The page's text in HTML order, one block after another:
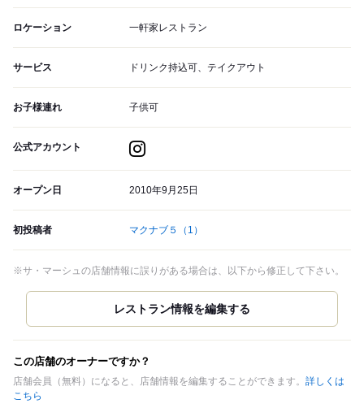
ロケーション 一軒家レストラン
サービス ドリンク持込可、テイクアウト
お子様連れ 子供可
公式アカウント
オープン日 2010年9月25日
初投稿者 マクナブ５ （1）
※サ・マーシュの店舗情報に誤りがある場合は、以下から修正して下さい。
この店舗のオーナーですか？
店舗会員（無料）になると、店舗情報を編集することができます。 詳しくは
こちら